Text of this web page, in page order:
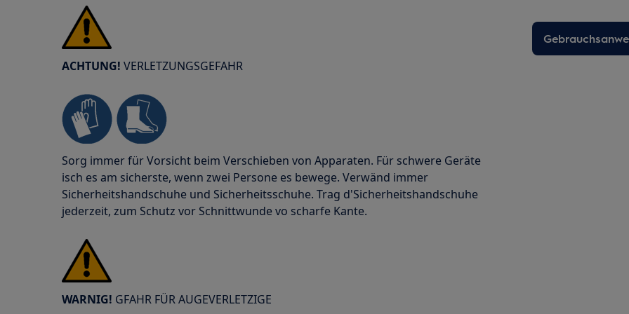
ACHTUNG! VERLETZUNGSGEFAHR
Sorg immer für Vorsicht beim Verschieben von Apparaten. Für schwere Geräte
isch es am sicherste, wenn zwei Persone es bewege. Verwänd immer
Sicherheitshandschuhe und Sicherheitsschuhe. Trag d'Sicherheitshandschuhe
jederzeit, zum Schutz vor Schnittwunde vo scharfe Kante.
WARNIG! GFAHR FÜR AUGEVERLETZIGE